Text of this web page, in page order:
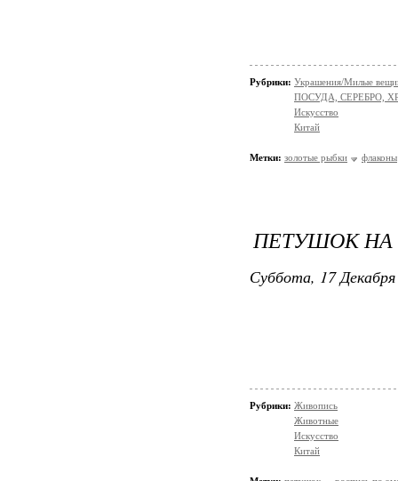
Рубрики: Украшения/Милые
ПОСУДА, СЕРЕБРО,
Искусство
Китай
Метки: золотые рыбки флаконы
ПЕТУШОК НА
Суббота, 17
Рубрики: Живопись
Животные
Искусство
Китай